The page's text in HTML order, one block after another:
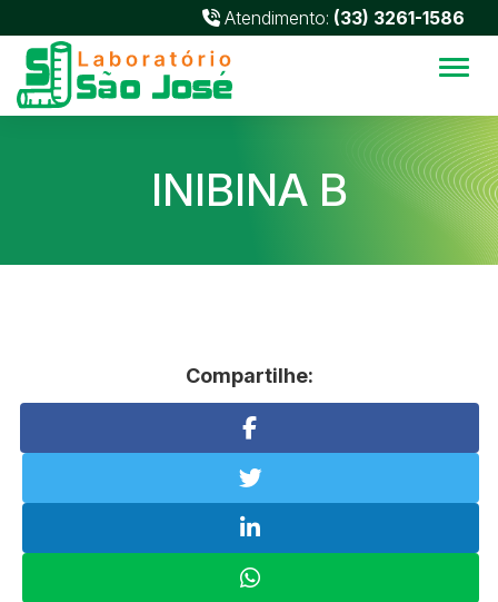
Atendimento: (33) 3261-1586
INIBINA B
Compartilhe: